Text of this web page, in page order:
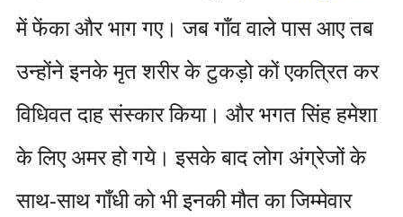
में फेंका और भाग गए। जब गाँव वाले पास आए तब
उन्होंने इनके मृत शरीर के टुकड़ो कों एकत्रित कर
विधिवत दाह संस्कार किया। और भगत सिंह हमेशा
के लिए अमर हो गये। इसके बाद लोग अंग्रेजों के
साथ-साथ गाँधी को भी इनकी मौत का जिम्मेवार